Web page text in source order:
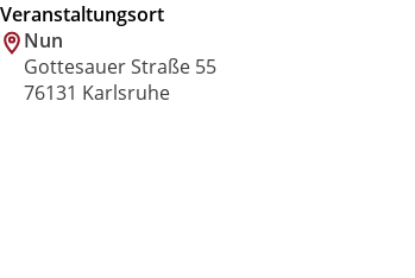
Veranstaltungsort
Nun
Gottesauer Straße 55
76131 Karlsruhe